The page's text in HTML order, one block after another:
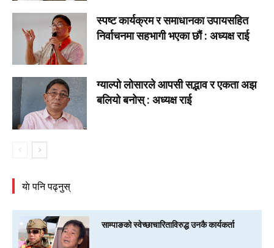
स्पष्ट कार्यक्रम र समाधानका उपायसहित
निर्वाचनमा सहभागी भएका छौं : अध्यक्ष राई
ग्याल्पो लोसारले आपसी सद्भाव र एकता अझ
बलियो बनोस् : अध्यक्ष राई
याे पनि पढ्नुस्
साम्पाङको स्वेच्छाचारिताविरुद्ध उनकै कार्यकर्ता